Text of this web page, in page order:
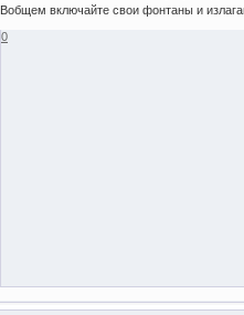
Вобщем включайте свои фонтаны и
0